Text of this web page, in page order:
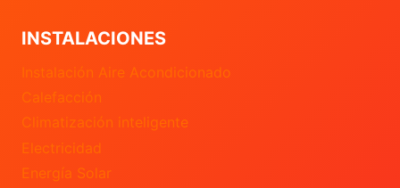
INSTALACIONES
Instalación Aire Acondicionado
Calefacción
Climatización inteligente
Electricidad
Energía Solar